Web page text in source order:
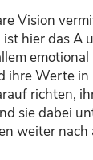
Vision
hier das
Werte
richten,
sie dabei
weiter